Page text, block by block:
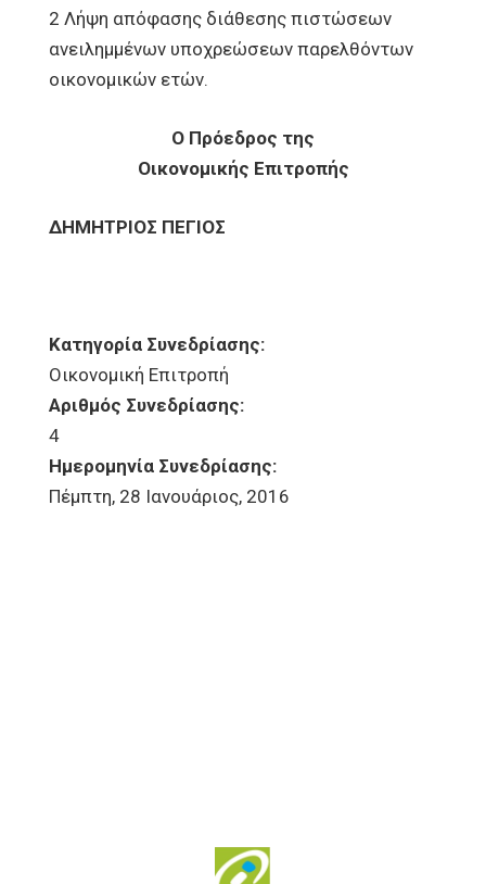
2 Λήψη απόφασης διάθεσης πιστώσεων
ανειλημμένων υποχρεώσεων παρελθόντων
οικονομικών ετών.
Ο Πρόεδρος της
Οικονομικής Επιτροπής
ΔΗΜΗΤΡΙΟΣ ΠΕΓΙΟΣ
Κατηγορία Συνεδρίασης:
Οικονομική Επιτροπή
Αριθμός Συνεδρίασης:
4
Ημερομηνία Συνεδρίασης:
Πέμπτη, 28 Ιανουάριος, 2016